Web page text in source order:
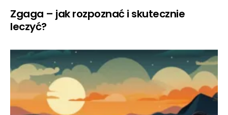
Zgaga – jak rozpoznać i skutecznie
leczyć?